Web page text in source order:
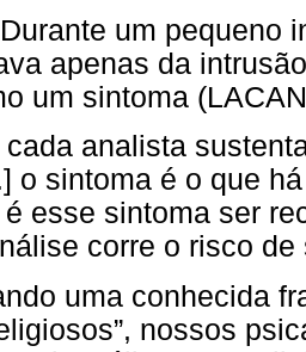
um pequeno
apenas da
um sintoma
cada analista
o sintoma é o que
esse sintoma ser
corre o risco de
uma conhecida
nossos